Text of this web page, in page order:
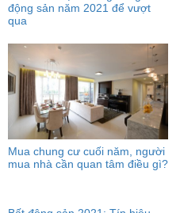
động sản năm 2021 để vượt
qua
Mua chung cư cuối năm, người
mua nhà cần quan tâm điều gì?